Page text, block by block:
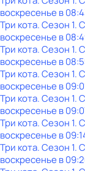
воскресенье в
Три кота. Сезон 1.
воскресенье в
Три кота. Сезон 1.
воскресенье в
Три кота. Сезон 1.
воскресенье в
Три кота. Сезон 1.
воскресенье в
Три кота. Сезон 1.
воскресенье в
Три кота. Сезон 1.
воскресенье в